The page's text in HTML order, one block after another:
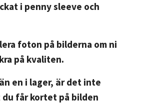
i penny sleeve och
foton på bilderna om ni
på kvaliten.
en i lager, är det inte
får kortet på bilden